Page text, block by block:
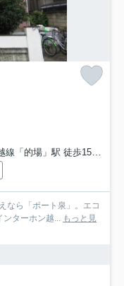
線「的場」駅 徒歩15分
なら「ポート泉」。エコ
ターホン越... もっと見